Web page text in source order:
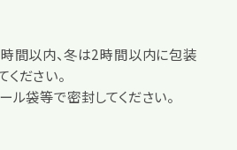
間以内、冬は2時間以内に包装
ださい。
袋等で密封してください。